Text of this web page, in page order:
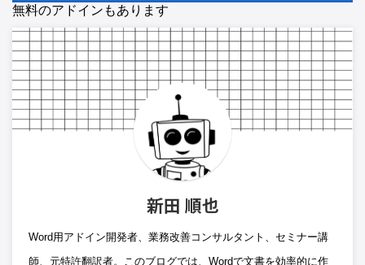
無料のアドインもあります
新田 順也
Word用アドイン開発者、業務改善コンサルタント、セミナー講
師、元特許翻訳者。このブログでは、Wordで文書を効率的に作